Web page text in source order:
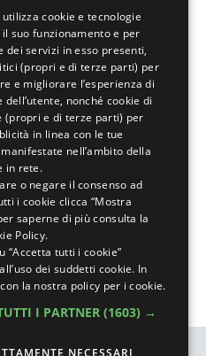
per i
cookie e tecnologie
suo funzionamento e per
dei servizi in esso presenti,
(propri e di terze parti) per
e migliorare l’esperienza di
dell’utente, nonché cookie di
(propri e di terze parti) per
in linea con le tue
nell’ambito della
in rete.
o negare il consenso ad
i cookie clicca “Mostra
saperne di più consulta la
Policy.
“Accetta tutti i cookie”
dei suddetti cookie. In
la nostra policy per i cookie.
I PARTNER (1603) →
NECESSARI